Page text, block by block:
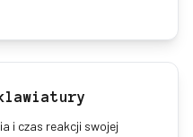
i czas reakcji swojej